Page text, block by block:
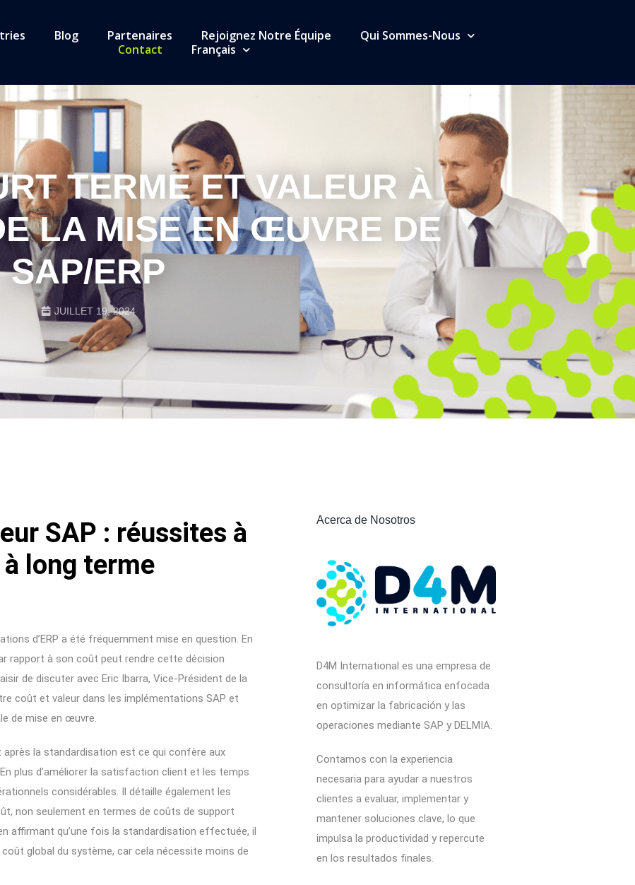
Blog Partenaires Rejoignez Notre Équipe
Qui Sommes-Nous
Contact
Français
TERME ET VALEUR À
LA MISE EN ŒUVRE DE
SAP/ERP
JUILLET 19, 2024
SAP : réussites à
long terme
d’ERP a été fréquemment mise en question. En
rapport à son coût peut rendre cette décision
de discuter avec Eric Ibarra, Vice-Président de la
coût et valeur dans les implémentations SAP et
de mise en œuvre.
après la standardisation est ce qui confère aux
plus d’améliorer la satisfaction client et les temps
considérables. Il détaille également les
non seulement en termes de coûts de support
affirmant qu’une fois la standardisation effectuée, il
global du système, car cela nécessite moins de
Acerca de Nosotros
D4M International es una empresa de
consultoría en informática enfocada
en optimizar la fabricación y las
operaciones mediante SAP y DELMIA.
Contamos con la experiencia
necesaria para ayudar a nuestros
clientes a evaluar, implementar y
mantener soluciones clave, lo que
impulsa la productividad y repercute
en los resultados finales.